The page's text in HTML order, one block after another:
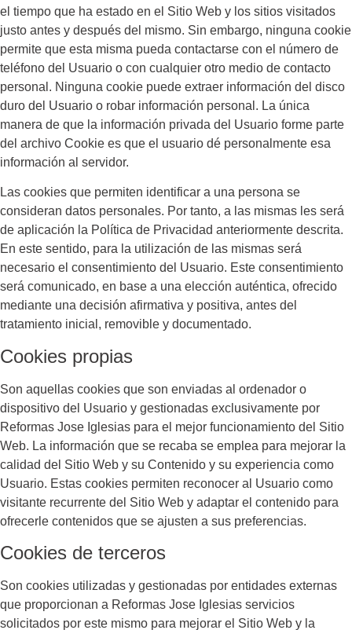
el tiempo que ha estado en el Sitio Web y los sitios visitados
justo antes y después del mismo. Sin embargo, ninguna cookie
permite que esta misma pueda contactarse con el número de
teléfono del Usuario o con cualquier otro medio de contacto
personal. Ninguna cookie puede extraer información del disco
duro del Usuario o robar información personal. La única
manera de que la información privada del Usuario forme parte
del archivo Cookie es que el usuario dé personalmente esa
información al servidor.
Las cookies que permiten identificar a una persona se
consideran datos personales. Por tanto, a las mismas les será
de aplicación la Política de Privacidad anteriormente descrita.
En este sentido, para la utilización de las mismas será
necesario el consentimiento del Usuario. Este consentimiento
será comunicado, en base a una elección auténtica, ofrecido
mediante una decisión afirmativa y positiva, antes del
tratamiento inicial, removible y documentado.
Cookies propias
Son aquellas cookies que son enviadas al ordenador o
dispositivo del Usuario y gestionadas exclusivamente por
Reformas Jose Iglesias para el mejor funcionamiento del Sitio
Web. La información que se recaba se emplea para mejorar la
calidad del Sitio Web y su Contenido y su experiencia como
Usuario. Estas cookies permiten reconocer al Usuario como
visitante recurrente del Sitio Web y adaptar el contenido para
ofrecerle contenidos que se ajusten a sus preferencias.
Cookies de terceros
Son cookies utilizadas y gestionadas por entidades externas
que proporcionan a Reformas Jose Iglesias servicios
solicitados por este mismo para mejorar el Sitio Web y la